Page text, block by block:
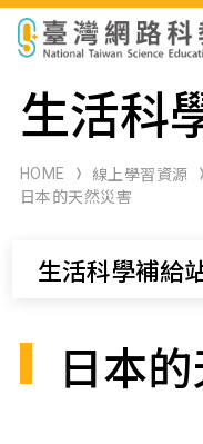
科展作品檢索
科學研習月刊
生活科
HOME 線上學習資源
日本的天然災害
生活科學補給
日本